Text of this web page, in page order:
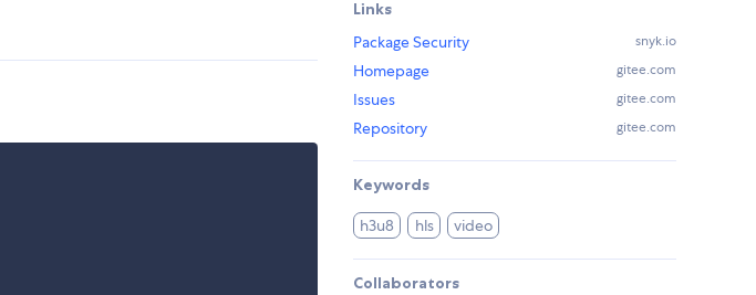
Links
Package Security
snyk.io
Homepage gitee.com
Issues gitee.com
Repository gitee.com
Keywords
h3u8 hls video
Collaborators